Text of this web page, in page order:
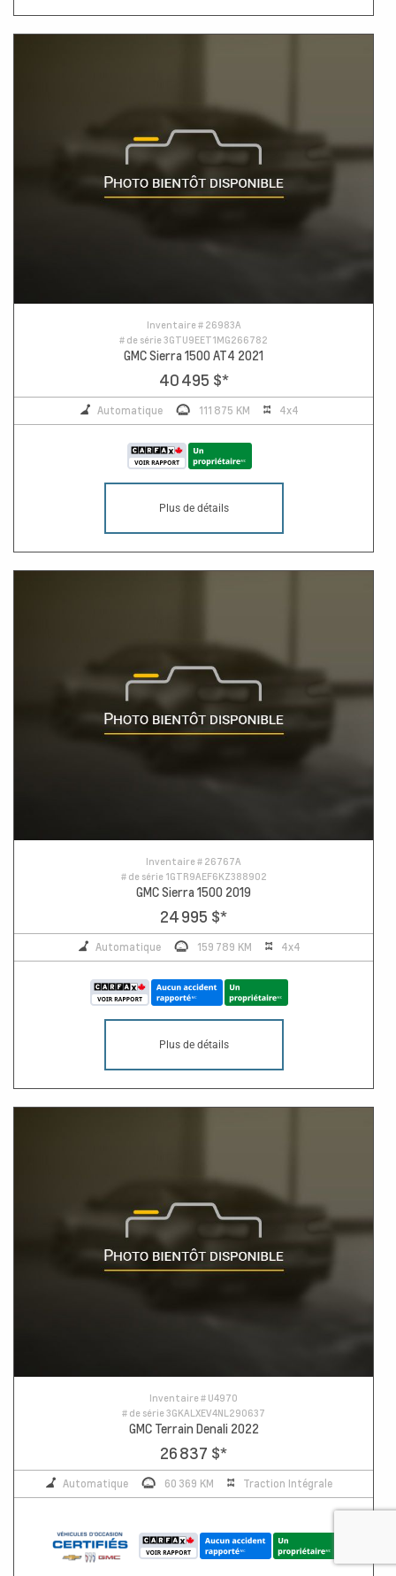
Inventaire # 26983A
# de série3GTU9EET1MG266782
GMC Sierra 1500 AT4 2021
40 495 $*
Automatique 111 875 KM 4x4
Plus de détails
Inventaire # 26767A
# de série 1GTR9AEF6KZ388902
GMC Sierra 1500 2019
24 995 $*
Automatique 159 789 KM 4x4
Plus de détails
Inventaire # U4970
# de série3GKALXEV4NL290637
GMC Terrain Denali 2022
26 837 $*
Automatique 60 369 KM Traction Intégrale